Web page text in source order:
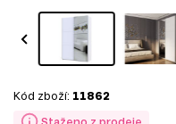
Staženo z prodeje
Kód zboží: 11862